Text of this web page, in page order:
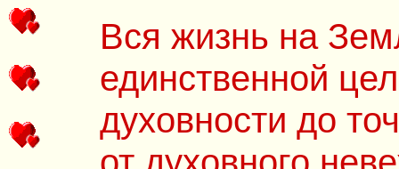
Вся жизнь на
единственной
духовности до